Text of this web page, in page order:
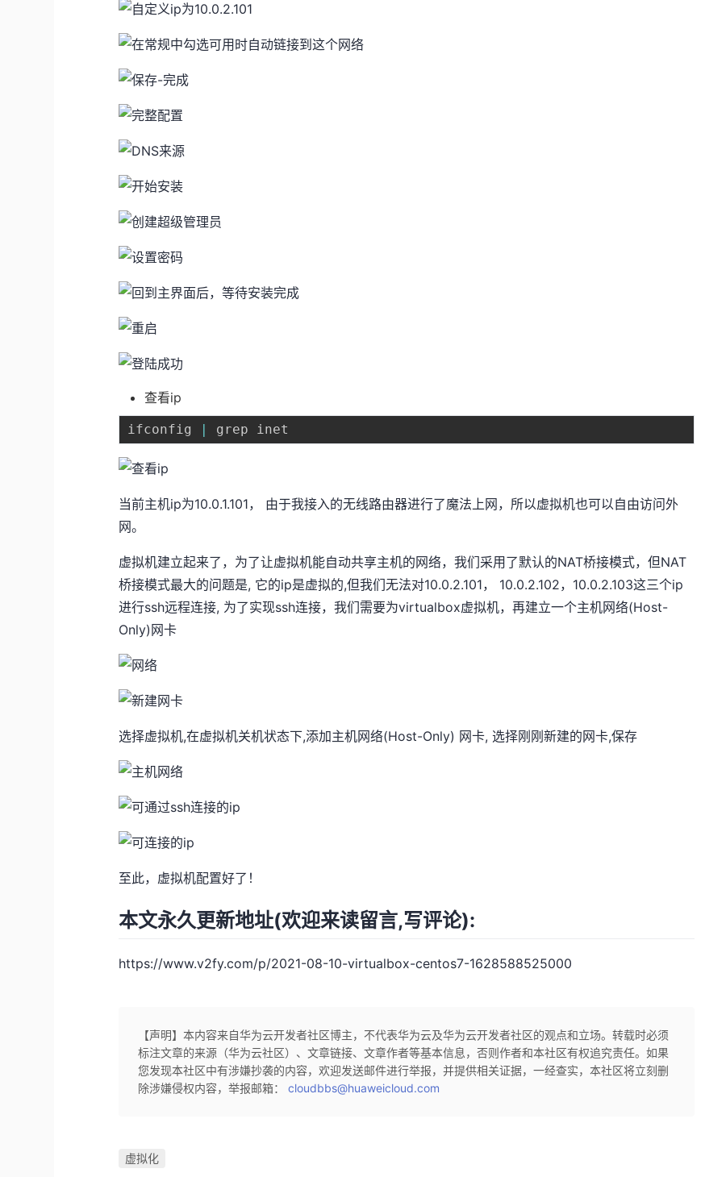
查看ip
ifconfig |
当前主机ip为10.0.1.101， 由于我接入的无线路由器进行了魔法上网，所以虚拟机也可以自由访问外
网。
虚拟机建立起来了，为了让虚拟机能自动共享主机的网络，我们采用了默认的NAT桥接模式，但NAT
桥接模式最大的问题是, 它的ip是虚拟的,但我们无法对10.0.2.101， 10.0.2.102，10.0.2.103这三个ip
进行ssh远程连接, 为了实现ssh连接，我们需要为virtualbox虚拟机，再建立一个主机网络(Host-
Only)网卡
选择虚拟机,在虚拟机关机状态下,添加主机网络(Host-Only) 网卡, 选择刚刚新建的网卡,保存
至此，虚拟机配置好了！
本文永久更新地址(欢迎来读留言,写评论):
https://www.v2fy.com/p/2021-08-10-virtualbox-centos7-1628588525000
【声明】本内容来自华为云开发者社区博主，不代表华为云及华为云开发者社区的观点和立场。转载时必须
标注文章的来源（华为云社区）、文章链接、文章作者等基本信息，否则作者和本社区有权追究责任。如果
您发现本社区中有涉嫌抄袭的内容，欢迎发送邮件进行举报，并提供相关证据，一经查实，本社区将立刻删
除涉嫌侵权内容，举报邮箱：cloudbbs@huaweicloud.com
虚拟化